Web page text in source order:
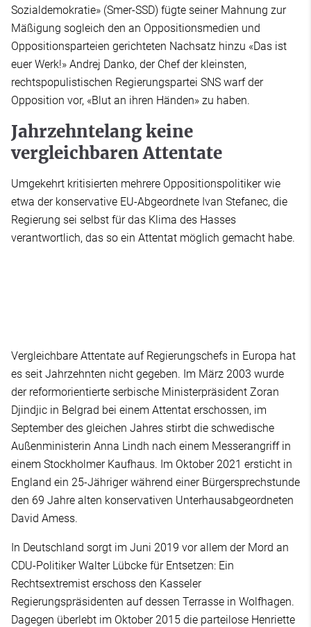
Sozialdemokratie» (Smer-SSD) fügte seiner Mahnung zur
Mäßigung sogleich den an Oppositionsmedien und
Oppositionsparteien gerichteten Nachsatz hinzu «Das ist
euer Werk!» Andrej Danko, der Chef der kleinsten,
rechtspopulistischen Regierungspartei SNS warf der
Opposition vor, «Blut an ihren Händen» zu haben.
Jahrzehntelang keine
vergleichbaren Attentate
Umgekehrt kritisierten mehrere Oppositionspolitiker wie
etwa der konservative EU-Abgeordnete Ivan Stefanec, die
Regierung sei selbst für das Klima des Hasses
verantwortlich, das so ein Attentat möglich gemacht habe.
Vergleichbare Attentate auf Regierungschefs in Europa hat
es seit Jahrzehnten nicht gegeben. Im März 2003 wurde
der reformorientierte serbische Ministerpräsident Zoran
Djindjic in Belgrad bei einem Attentat erschossen, im
September des gleichen Jahres stirbt die schwedische
Außenministerin Anna Lindh nach einem Messerangriff in
einem Stockholmer Kaufhaus. Im Oktober 2021 ersticht in
England ein 25-Jähriger während einer Bürgersprechstunde
den 69 Jahre alten konservativen Unterhausabgeordneten
David Amess.
In Deutschland sorgt im Juni 2019 vor allem der Mord an
CDU-Politiker Walter Lübcke für Entsetzen: Ein
Rechtsextremist erschoss den Kasseler
Regierungspräsidenten auf dessen Terrasse in Wolfhagen.
Dagegen überlebt im Oktober 2015 die parteilose Henriette